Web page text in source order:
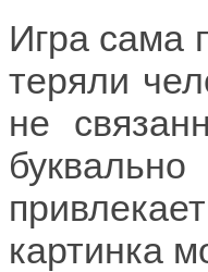
Игра сама
теряли
не
картинка